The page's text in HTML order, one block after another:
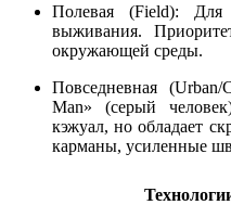
Полевая (Field):
выживания.
окружающей среды.
Повседневная
Man» (серый
кэжуал, но обладает
карманы, усиленные